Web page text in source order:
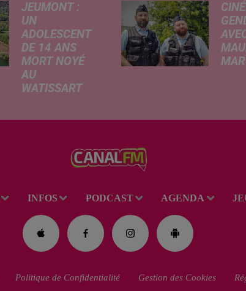
JEUMONT :
UN
ADOLESCENT
DE 14 ANS
MORT NOYÉ
AU
WATISSART
informations
lundi par nos
confrères de La
perdu la vie dans
le plan d'eau de
la base de loisirs
du...
de la
INFOS PODCAST AGENDA
Politique de Confidentialité Gestion des Cookies